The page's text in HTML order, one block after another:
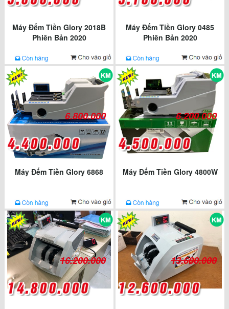
Máy Đếm Tiền Glory 2018B
Phiên Bản 2020
Máy Đếm Tiền Glory 0485
Phiên Bản 2020
6.800.000
Máy Đếm Tiền Glory 6868
6.200.000
Máy Đếm Tiền Glory 4800W
16.200.000 13.600.000